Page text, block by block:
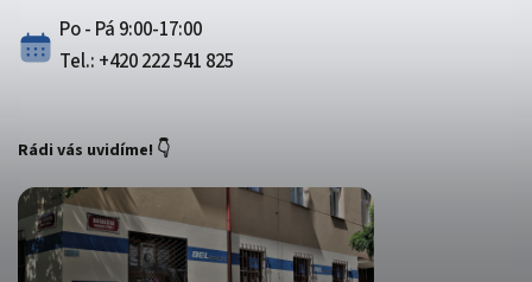
Po - Pá 9:00-17:00
Tel.: +420 222 541 825
Rádi vás uvidíme! 👇